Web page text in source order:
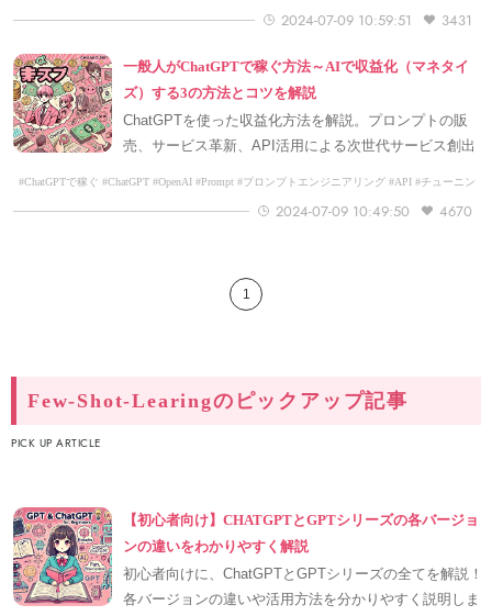
2024-07-09 10:59:51 3431
一般人がChatGPTで稼ぐ方法～AIで収益化（マネタイ
ズ）する3の方法とコツを解説
ChatGPTを使った収益化方法を解説。プロンプトの販
売、サービス革新、API活用による次世代サービス創出
#ChatGPTで稼ぐ #ChatGPT #OpenAI #Prompt #プロンプトエンジニアリング #API #チューニン
2024-07-09 10:49:50 4670
1
Few-Shot-Learingのピックアップ記事
PICK UP ARTICLE
【初心者向け】CHATGPTとGPTシリーズの各バージョ
ンの違いをわかりやすく解説
初心者向けに、ChatGPTとGPTシリーズの全てを解説！
各バージョンの違いや活用方法を分かりやすく説明しま